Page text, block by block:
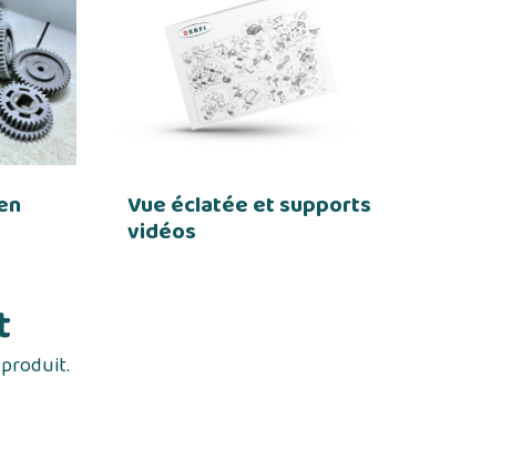
Vue éclatée et supports
vidéos